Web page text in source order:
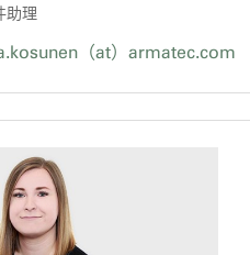
助理
（at）armatec.com